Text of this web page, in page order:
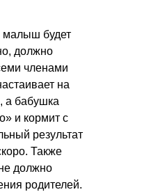
малыш будет
должно
членами
на
а бабушка
и кормит с
результат
Также
должно
родителей.